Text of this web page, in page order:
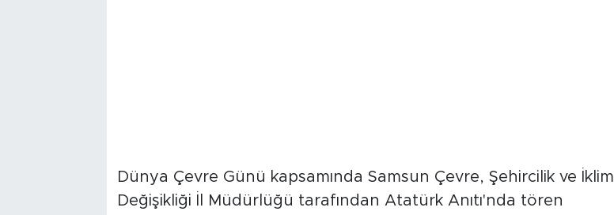
Dünya Çevre Günü kapsamında Samsun Çevre, Şehircilik ve İklim
Değişikliği İl Müdürlüğü tarafından Atatürk Anıtı'nda tören